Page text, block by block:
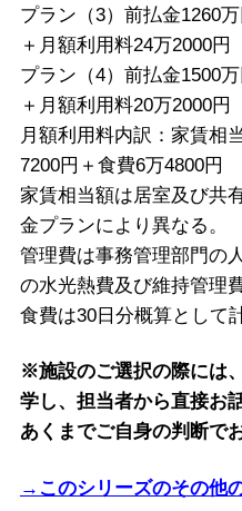
プラン（3）前払金1260
＋月額利用料24万2000円
プラン（4）前払金1500
＋月額利用料20万2000円
月額利用料内訳：家賃相
7200円＋食費6万4800円
家賃相当額は居室及び共
金プランにより異なる。
管理費は事務管理部門の
の水光熱費及び維持管理
食費は30日分概算として
※施設のご選択の際には
学し、担当者から直接お
あくまでご自身の判断で
→このシリーズのその他